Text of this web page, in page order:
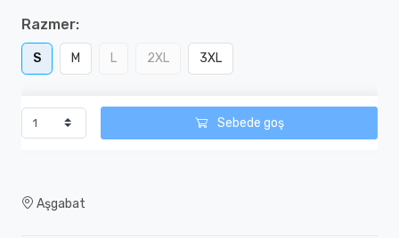
Razmer:
S M L 2XL 3XL
Sebede goş
Aşgabat